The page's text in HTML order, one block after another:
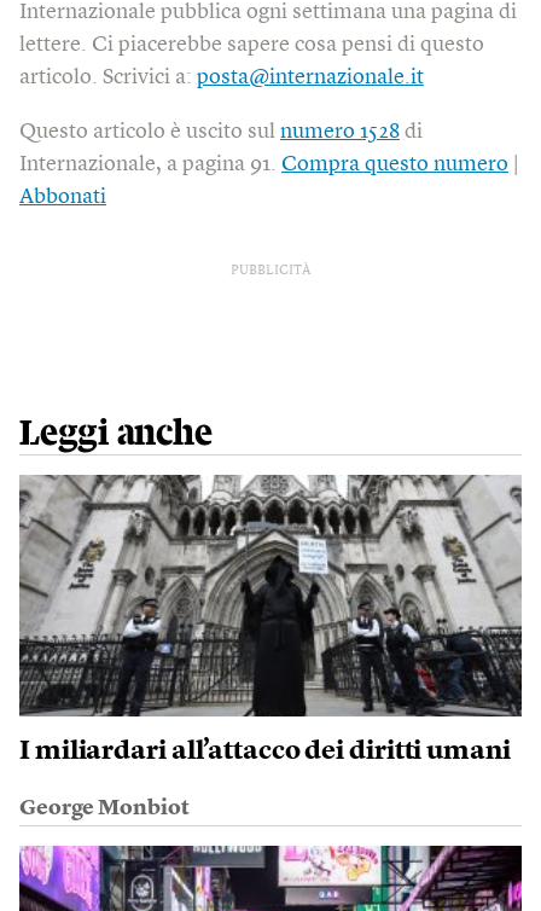
Internazionale pubblica ogni settimana una pagina di
lettere. Ci piacerebbe sapere cosa pensi di questo
articolo. Scrivici a: posta@internazionale.it
Questo articolo è uscito sul numero 1528 di
Internazionale, a pagina 91. Compra questo numero
Abbonati
PUBBLICITÀ
Leggi anche
I miliardari all’attacco dei diritti umani
George Monbiot